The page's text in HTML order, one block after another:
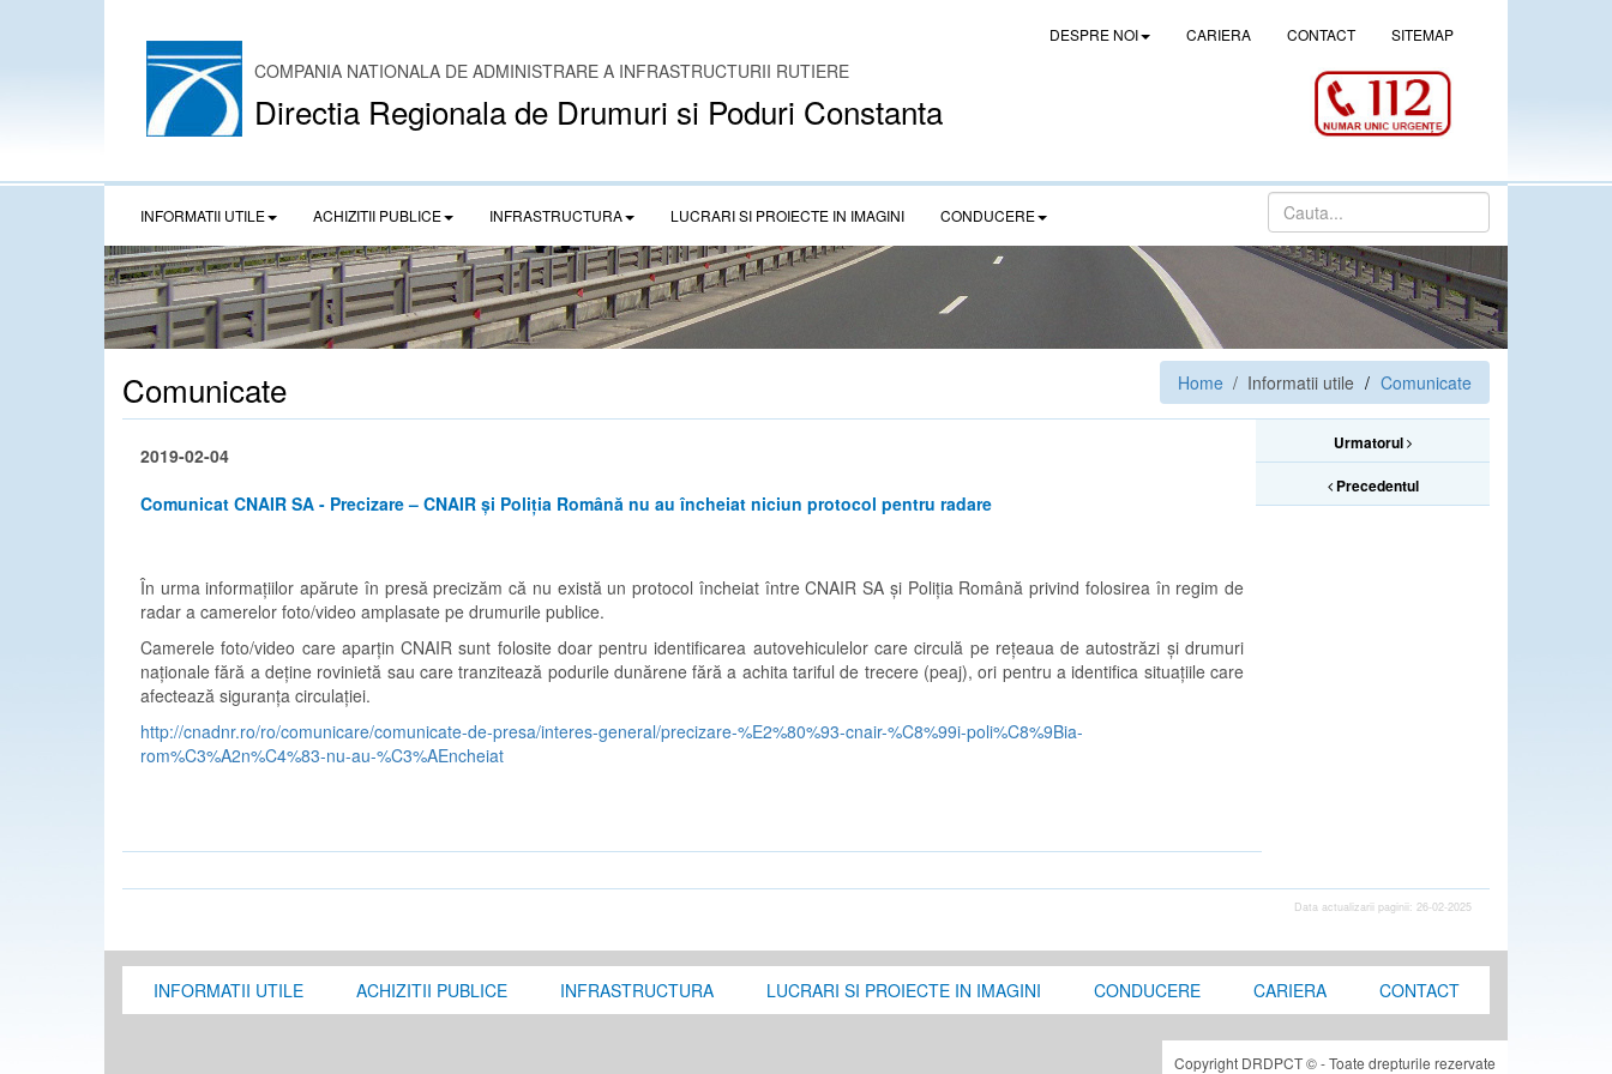
DESPRE NOI CARIERA CONTACT SITEMAP
COMPANIA NATIONALA DE ADMINISTRARE A INFRASTRUCTURII RUTIERE
Directia Regionala de Drumuri si Poduri Constanta
INFORMATII UTILE ACHIZITII PUBLICE INFRASTRUCTURA LUCRARI SI PROIECTE IN IMAGINI CONDUCERE
Comunicate Home / Informatii utile Comunicate
Urmatorul
Precedentul
2019-02-04
Comunicat CNAIR SA - Precizare – CNAIR și Poliția Română nu au încheiat niciun protocol pentru radare
În urma informațiilor apărute în presă precizăm că nu există un protocol încheiat între CNAIR SA și Poliția Română privind folosirea în regim de
radar a camerelor foto/video amplasate pe drumurile publice.
Camerele foto/video care aparțin CNAIR sunt folosite doar pentru identificarea autovehiculelor care circulă pe rețeaua de autostrăzi și drumuri
naționale fără a deține rovinietă sau care tranzitează podurile dunărene fără a achita tariful de trecere (peaj), ori pentru a identifica situațiile care
afectează siguranța circulației.
http://cnadnr.ro/ro/comunicare/comunicate-de-presa/interes-general/precizare-%E2%80%93-cnair-%C8%99i-poli%C8%9Bia-
rom%C3%A2n%C4%83-nu-au-%C3%AEncheiat
Data actualizarii paginii: 26-02-2025
INFORMATII UTILE ACHIZITII PUBLICE INFRASTRUCTURA LUCRARI SI PROIECTE IN IMAGINI CONDUCERE CARIERA CONTACT
Copyright DRDPCT © - Toate drepturile rezervate